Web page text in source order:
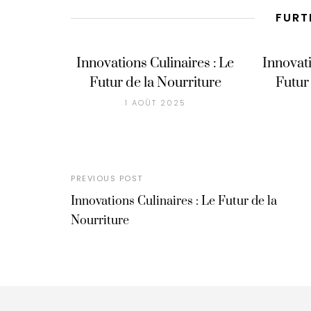
Innovations Culinaires : Le
Futur de la Nourriture
1 AOÛT 2025
PREVIOUS POST
Innovations Culinaires : Le Futur de la
Nourriture